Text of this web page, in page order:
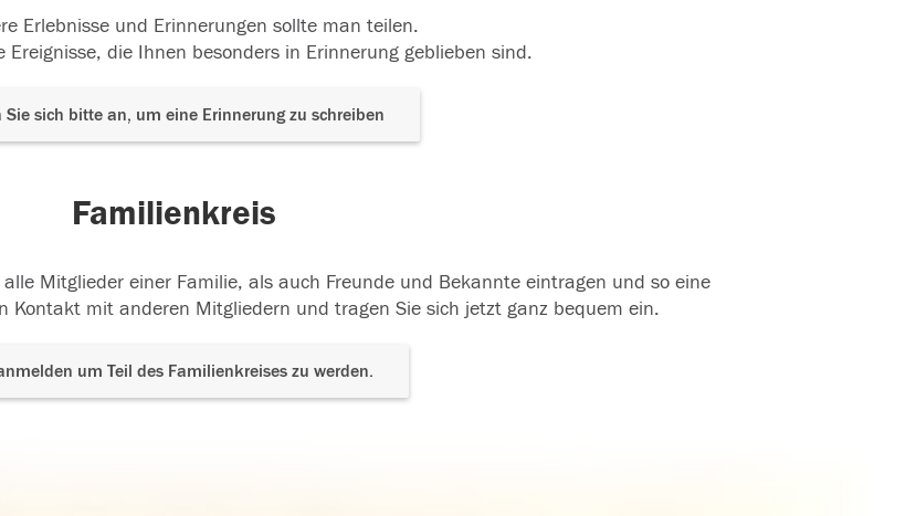
Erlebnisse und Erinnerungen sollte man teilen.
Ereignisse, die Ihnen besonders in Erinnerung geblieben sind.
Sie sich bitte an, um eine Erinnerung zu schreiben
Familienkreis
Mitglieder einer Familie, als auch Freunde und Bekannte eintragen und so eine
Kontakt mit anderen Mitgliedern und tragen Sie sich jetzt ganz bequem ein.
um Teil des Familienkreises zu werden.